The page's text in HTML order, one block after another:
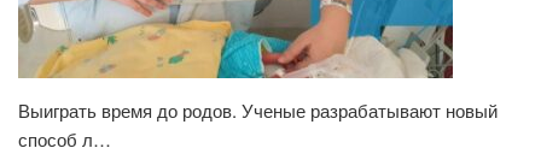
Выиграть время до родов. Ученые разрабатывают новый
способ л…